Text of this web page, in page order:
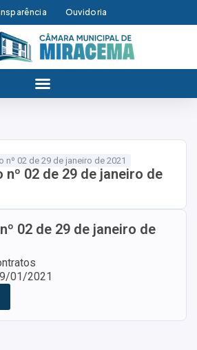
Ouvidoria
nº 02 de 29 de janeiro de 2021
02 de 29 de janeiro de
02 de 29 de janeiro de
01/2021